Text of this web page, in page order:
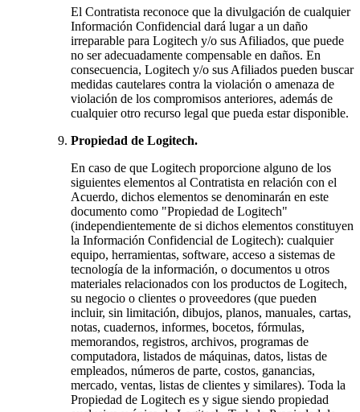
El Contratista reconoce que la divulgación de cualquier
Información Confidencial dará lugar a un daño
irreparable para Logitech y/o sus Afiliados, que puede
no ser adecuadamente compensable en daños. En
consecuencia, Logitech y/o sus Afiliados pueden buscar
medidas cautelares contra la violación o amenaza de
violación de los compromisos anteriores, además de
cualquier otro recurso legal que pueda estar disponible.
Propiedad de Logitech.
En caso de que Logitech proporcione alguno de los
siguientes elementos al Contratista en relación con el
Acuerdo, dichos elementos se denominarán en este
documento como "Propiedad de Logitech"
(independientemente de si dichos elementos constituyen
la Información Confidencial de Logitech): cualquier
equipo, herramientas, software, acceso a sistemas de
tecnología de la información, o documentos u otros
materiales relacionados con los productos de Logitech,
su negocio o clientes o proveedores (que pueden
incluir, sin limitación, dibujos, planos, manuales, cartas,
notas, cuadernos, informes, bocetos, fórmulas,
memorandos, registros, archivos, programas de
computadora, listados de máquinas, datos, listas de
empleados, números de parte, costos, ganancias,
mercado, ventas, listas de clientes y similares). Toda la
Propiedad de Logitech es y sigue siendo propiedad